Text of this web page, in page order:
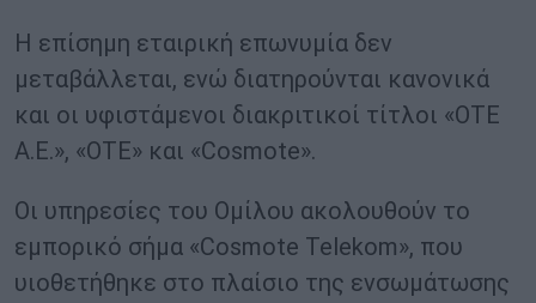
Η επίσημη εταιρική επωνυμία δεν
μεταβάλλεται, ενώ διατηρούνται κανονικά
και οι υφιστάμενοι διακριτικοί τίτλοι «ΟΤΕ
Α.Ε.», «ΟΤΕ» και «Cosmote».
Οι υπηρεσίες του Ομίλου ακολουθούν το
εμπορικό σήμα «Cosmote Telekom», που
υιοθετήθηκε στο πλαίσιο της ενσωμάτωσης